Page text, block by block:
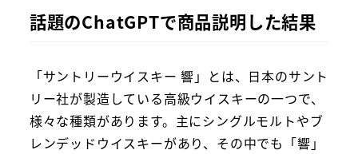
話題のChatGPTで商品説明した結果
「サントリーウイスキー 響」とは、日本のサント
リー社が製造している高級ウイスキーの一つで、
様々な種類があります。主にシングルモルトやブ
レンデッドウイスキーがあり、その中でも「響」